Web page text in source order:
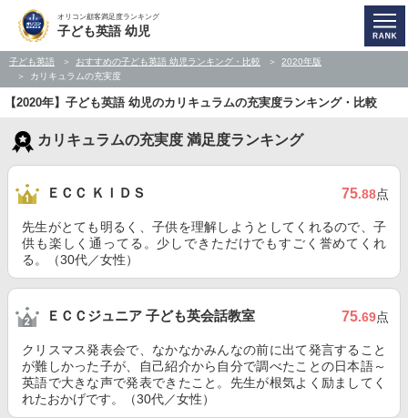
オリコン顧客満足度ランキング
子ども英語 幼児
子ども英語 おすすめの子ども英語 幼児ランキング・比較
2020年版
カリキュラムの充実度
【2020年】子ども英語 幼児のカリキュラムの充実度ランキング・比較
カリキュラムの充実度 満足度ランキング
ＥＣＣ ＫＩＤＳ 75.88点
先生がとても明るく、子供を理解しようとしてくれるので、子
供も楽しく通ってる。少しできただけでもすごく誉めてくれ
る。（30代／女性）
ＥＣＣジュニア 子ども英会話教室 75.69点
クリスマス発表会で、なかなかみんなの前に出て発言すること
が難しかった子が、自己紹介から自分で調べたことの日本語～
英語で大きな声で発表できたこと。先生が根気よく励ましてく
れたおかげです。（30代／女性）